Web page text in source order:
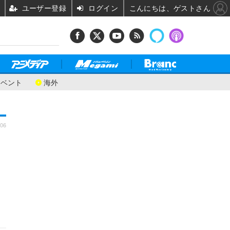
ント 海外
ユーザー登録 ログイン こんにちは、ゲストさん